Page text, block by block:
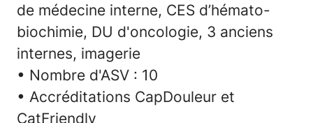
de médecine interne, CES d’hémato-
biochimie, DU d'oncologie, 3 anciens
internes, imagerie
• Nombre d'ASV : 10
• Accréditations CapDouleur et
CatFriendly